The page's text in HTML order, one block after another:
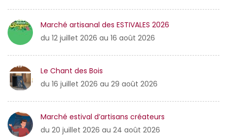
Marché artisanal des ESTIVALES 2026
du 12 juillet 2026 au 16 août 2026
Le Chant des Bois
du 16 juillet 2026 au 29 août 2026
Marché estival d’artisans créateurs
du 20 juillet 2026 au 24 août 2026